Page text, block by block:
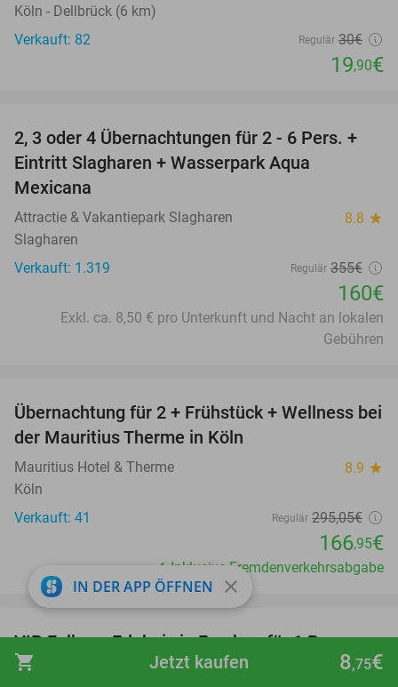
shopping_cart 8,75€
Jetzt kaufen
Köln - Dellbrück (6 km)
Verkauft: 82
Regulär 30€
19,90€
55%
2, 3 oder 4 Übernachtungen für 2 - 6 Pers. +
Eintritt Slagharen + Wasserpark Aqua
Mexicana
Attractie & Vakantiepark Slagharen 8.8 star
Slagharen
Verkauft: 1.319
Regulär 355€
160€
Exkl. ca. 8,50 € pro Unterkunft und Nacht an lokalen
Gebühren
43%
Übernachtung für 2 + Frühstück + Wellness bei
der Mauritius Therme in Köln
Mauritius Hotel & Therme 8.9 star
Köln
Verkauft: 41
Regulär 295,05€
166,95€
Inklusive Fremdenverkehrsabgabe
32%
VIP Falkner-Erlebnis in Frechen für 1 Person +
Begleitung oder 2 Personen
IN DER APP ÖFFNEN close